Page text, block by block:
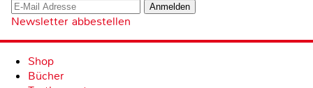
Newsletter abbestellen
Shop
Bücher